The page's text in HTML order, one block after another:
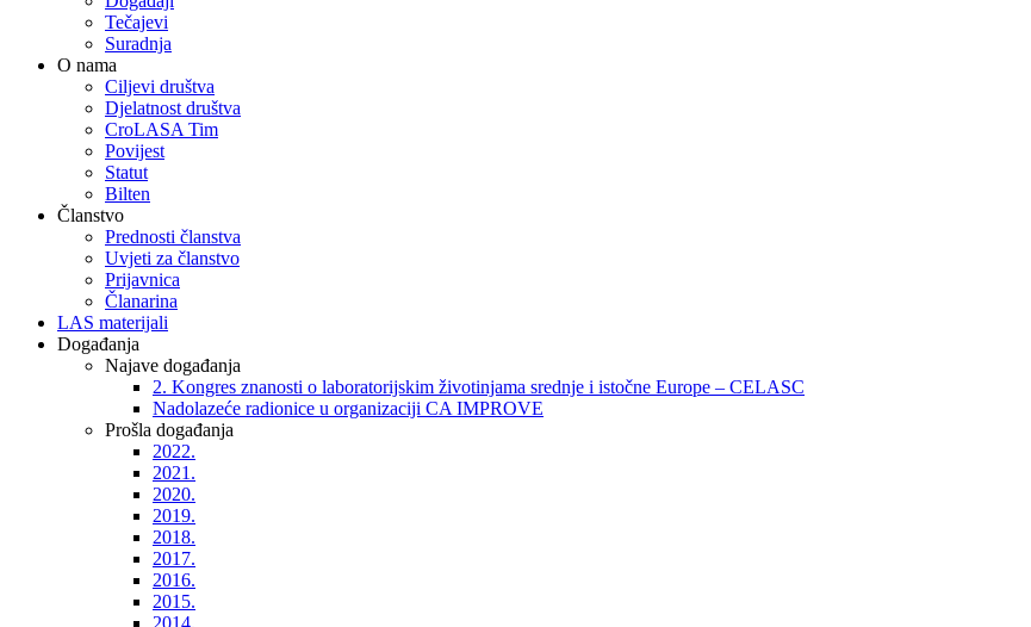
Tečajevi
Suradnja
O nama
Ciljevi društva
Djelatnost društva
CroLASA Tim
Povijest
Statut
Bilten
Članstvo
Prednosti članstva
Uvjeti za članstvo
Prijavnica
Članarina
LAS materijali
Događanja
Najave događanja
2. Kongres znanosti o laboratorijskim životinjama srednje i istočne Europe – CELASC
Nadolazeće radionice u organizaciji CA IMPROVE
Prošla događanja
2022.
2021.
2020.
2019.
2018.
2017.
2016.
2015.
2014.